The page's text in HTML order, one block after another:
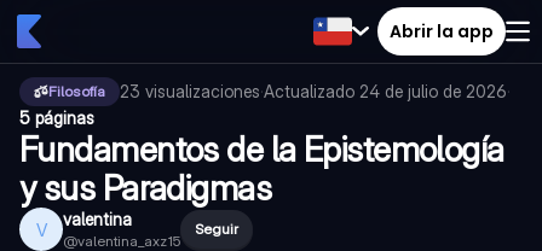
Abrir la app
Filosofía 23 visualizaciones·Actualizado 24 de julio de 2026·
5 páginas
Fundamentos de la Epistemología
y sus Paradigmas
V valentina
@valentina_axz15
Seguir